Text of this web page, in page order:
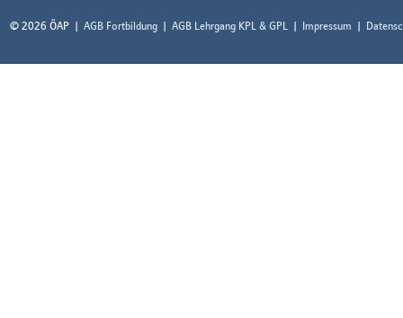
© 2026 ÖAP AGB Fortbildung AGB Lehrgang KPL & GPL Impressum